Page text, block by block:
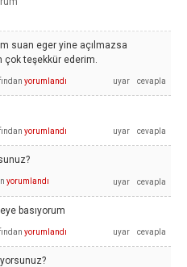
suan eger yine açılmazsa
çok teşekkür ederim.
yorumlandı
yorumlandı
yorumlandı
basıyorum
yorumlandı